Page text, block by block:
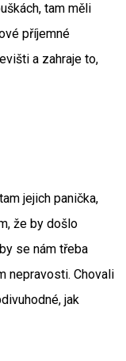
tam měli
příjemné
a zahraje to,
jejich panička,
že by došlo
se nám třeba
nepravosti. Chovali
jak